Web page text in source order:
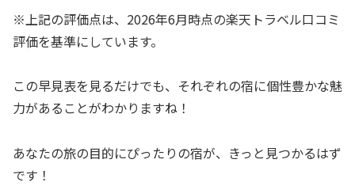
※上記の評価点は、2026年6月時点の楽天トラベル口コミ
評価を基準にしています。
この早見表を見るだけでも、それぞれの宿に個性豊かな魅
力があることがわかりますね！
あなたの旅の目的にぴったりの宿が、きっと見つかるはず
です！